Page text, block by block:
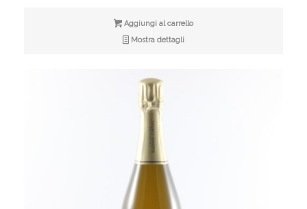
Aggiungi al carrello
Mostra dettagli